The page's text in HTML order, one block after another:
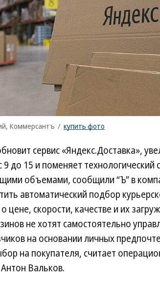
Коммерсантъ / купить фото
сервис «Яндекс.Доставка»,
9 до 15 и поменяет
объемами, сообщили “Ъ” в
автоматический подбор
цене, скорости, качестве и их
не хотят самостоятельно
на основании личных
на покупателя, считает
Вальков.